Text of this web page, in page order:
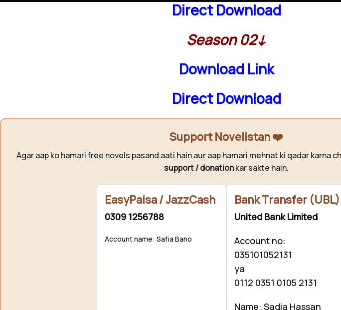
Direct Download
Season 02↓
Download Link
Direct Download
Support Novelistan ❤️
Agar aap ko hamari free novels pasand aati hain aur aap hamari mehnat ki qadar karna
support / donationkar sakte hain.
EasyPaisa / JazzCash
0309 1256788
Account name: Safia Bano
Bank Transfer (UBL)
United Bank Limited
Account no:
035101052131
ya
0112 0351 0105 2131
Name: Sadia Hassan